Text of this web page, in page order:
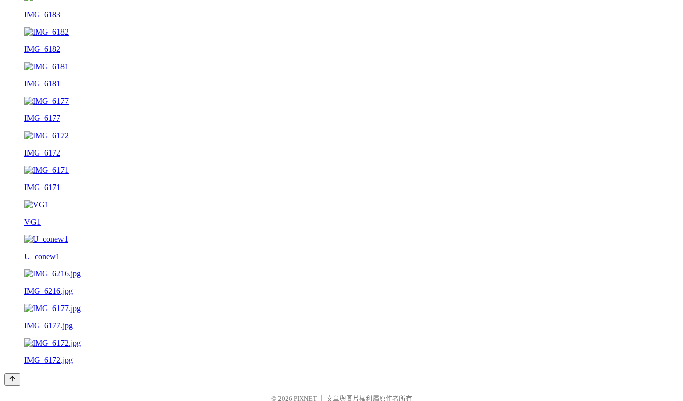
IMG_6183
IMG_6182
IMG_6181
IMG_6177
IMG_6172
IMG_6171
VG1
U_conew1
IMG_6216.jpg
IMG_6177.jpg
IMG_6172.jpg
© 2026 PIXNET 文章與圖片權利屬原作者所有